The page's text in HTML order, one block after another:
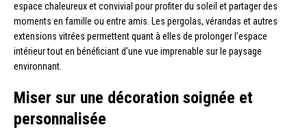
espace chaleureux et convivial pour profiter du soleil et partager des
moments en famille ou entre amis. Les pergolas, vérandas et autres
extensions vitrées permettent quant à elles de prolonger l’espace
intérieur tout en bénéficiant d’une vue imprenable sur le paysage
environnant.
Miser sur une décoration soignée et
personnalisée